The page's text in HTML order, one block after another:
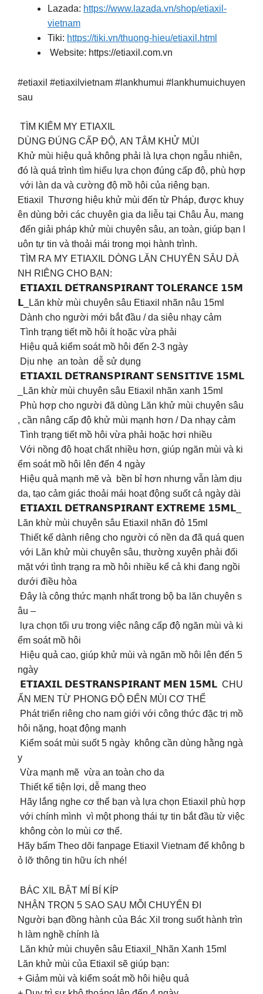
Lazada: https://www.lazada.vn/shop/etiaxil-
vietnam
Tiki: https://tiki.vn/thuong-hieu/etiaxil.html
Website: https://etiaxil.com.vn️
#etiaxil #etiaxilvietnam #lankhumui #lankhumuichuyen
sau
TÌM KIẾM MY ETIAXIL
DÙNG ĐÚNG CẤP ĐỘ, AN TÂM KHỬ MÙI
Khử mùi hiệu quả không phải là lựa chọn ngẫu nhiên,
đó là quá trình tìm hiểu lựa chọn đúng cấp độ, phù hợp
với làn da và cường độ mồ hôi của riêng bạn.
Etiaxil Thương hiệu khử mùi đến từ Pháp, được khuy
ên dùng bởi các chuyên gia da liễu tại Châu Âu, mang
đến giải pháp khử mùi chuyên sâu, an toàn, giúp bạn l
uôn tự tin và thoải mái trong mọi hành trình.
TÌM RA MY ETIAXIL DÒNG LĂN CHUYÊN SÂU DÀ
NH RIÊNG CHO BẠN:
𝗘𝗧𝗜𝗔𝗫𝗜𝗟 𝗗𝗘́𝗧𝗥𝗔𝗡𝗦𝗣𝗜𝗥𝗔𝗡𝗧 𝗧𝗢𝗟𝗘́𝗥𝗔𝗡𝗖𝗘 𝟭𝟱𝗠
𝗟_Lăn khừ mùi chuyên sâu Etiaxil nhãn nâu 15ml
Dành cho người mới bắt đầu / da siêu nhạy cảm
Tình trạng tiết mồ hôi ít hoặc vừa phải
Hiệu quả kiểm soát mồ hôi đến 2-3 ngày
Dịu nhẹ an toàn dễ sử dụng
𝗘𝗧𝗜𝗔𝗫𝗜𝗟 𝗗𝗘́𝗧𝗥𝗔𝗡𝗦𝗣𝗜𝗥𝗔𝗡𝗧 𝗦𝗘𝗡𝗦𝗜𝗧𝗜𝗩𝗘 𝟭𝟱𝗠𝗟
_Lăn khừ mùi chuyên sâu Etiaxil nhãn xanh 15ml
Phù hợp cho người đã dùng Lăn khử mùi chuyên sâu
, cần nâng cấp độ khử mùi mạnh hơn / Da nhạy cảm
Tình trạng tiết mồ hôi vừa phải hoặc hơi nhiều
Với nồng độ hoạt chất nhiều hơn, giúp ngăn mùi và ki
ểm soát mồ hôi lên đến 4 ngày
Hiệu quả mạnh mẽ và bền bỉ hơn nhưng vẫn làm dịu
da, tạo cảm giác thoải mái hoạt động suốt cả ngày dài
𝗘𝗧𝗜𝗔𝗫𝗜𝗟 𝗗𝗘́𝗧𝗥𝗔𝗡𝗦𝗣𝗜𝗥𝗔𝗡𝗧 𝗘𝗫𝗧𝗥𝗘𝗠𝗘 𝟭𝟱𝗠𝗟_
Lăn khừ mùi chuyên sâu Etiaxil nhãn đỏ 15ml
Thiết kế dành riêng cho người có nền da đã quá quen
với Lăn khử mùi chuyên sâu, thường xuyên phải đối
mặt với tình trạng ra mồ hôi nhiều kể cả khi đang ngồi
dưới điều hòa
Đây là công thức mạnh nhất trong bộ ba lăn chuyên s
âu –
lựa chọn tối ưu trong việc nâng cấp độ ngăn mùi và ki
ểm soát mồ hôi
Hiệu quả cao, giúp khử mùi và ngăn mồ hôi lên đến 5
ngày
𝗘𝗧𝗜𝗔𝗫𝗜𝗟 𝗗𝗘𝗦𝗧𝗥𝗔𝗡𝗦𝗣𝗜𝗥𝗔𝗡𝗧 𝗠𝗘𝗡 𝟭𝟱𝗠𝗟 CHU
ẨN MEN TỪ PHONG ĐỘ ĐẾN MÙI CƠ THỂ
Phát triển riêng cho nam giới với công thức đặc trị mồ
hôi nặng, hoạt động mạnh
Kiểm soát mùi suốt 5 ngày không cần dùng hằng ngà
y
Vừa mạnh mẽ vừa an toàn cho da
Thiết kế tiện lợi, dễ mang theo
Hãy lắng nghe cơ thể bạn và lựa chọn Etiaxil phù hợp
với chính mình vì một phong thái tự tin bắt đầu từ việc
không còn lo mùi cơ thể.
Hãy bấm Theo dõi fanpage Etiaxil Vietnam để không b
ỏ lỡ thông tin hữu ích nhé!
BÁC XIL BẬT MÍ BÍ KÍP
NHẬN TRỌN 5 SAO SAU MỖI CHUYẾN ĐI
Người bạn đồng hành của Bác Xil trong suốt hành trìn
h làm nghề chính là
Lăn khử mùi chuyên sâu Etiaxil_Nhãn Xanh 15ml
Lăn khử mùi của Etiaxil sẽ giúp bạn:
+ Giảm mùi và kiểm soát mồ hôi hiệu quả